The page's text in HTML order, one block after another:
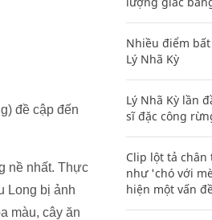
đề cập đến
nề nhất. Thực
Long bị ảnh
màu, cây ăn
Nhiều điểm
Lý Nhã Kỳ
Lý Nhã Kỳ lần
sĩ đặc công
Clip lột tả chân
như 'chó với
hiện một vấn